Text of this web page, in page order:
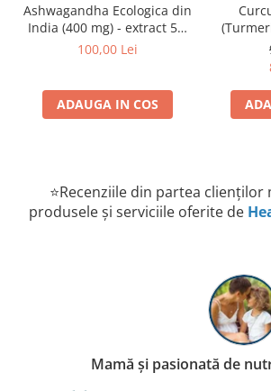
Ashwagandha Ecologica din
India (400 mg) - extract 5%
Republica BIO, 60 capsule
100,00 Lei
ADAUGA IN COS
mg)
⭐Recenziile din partea
produsele și serviciile oferite de
Mamă și pasionată de nutriție –